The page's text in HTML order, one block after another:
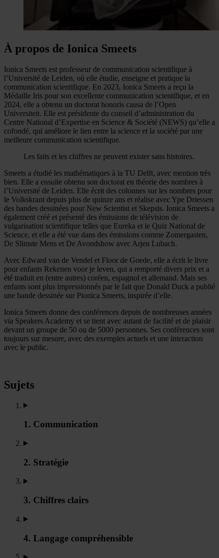
À propos de Ionica Smeets
Ionica Smeets est professeur de communication scientifique à
l’Université de Leiden, où elle étudie, enseigne et pratique la
communication scientifique. En 2023, Ionica Smeets a reçu la
Médaille Iris pour son excellente communication scientifique, et en
2024, elle a obtenu un doctorat honoris causa de l’Open
Universiteit. Elle est présidente du conseil d’administration du
Centre National d’Expertise en Science & Société (NEWS) qu’elle a
cofondé, qui améliore le lien entre la science et la société par une
meilleure communication scientifique.
Les faits et les chiffres ne peuvent exister sans histoires.
Smeets a étudié les mathématiques à la TU Delft, avec mention très
bien. Elle a ensuite obtenu son doctorat en théorie des nombres à
l’Université de Leiden. Elle écrit des colonnes sur les nombres pour
le Volkskrant depuis plus de quinze ans et réalise avec Ype Driessen
des bandes dessinées pour New Scientist et Skepsis. Ionica Smeets a
également créé et présenté des émissions de télévision de
vulgarisation scientifique telles que Eureka et le Quiz National de
Science, et elle a été vue dans des émissions comme Zomergasten,
De Slimste Mens et De Avondshow avec Arjen Lubach.
Avec Edward van de Vendel et Floor de Goede, elle a écrit le livre
pour enfants Rekenen voor je leven, qui a remporté divers prix et a
été traduit en (entre autres) coréen, espagnol et allemand. Mais ses
enfants sont plus impressionnés par le fait que Donald Duck a publié
une bande dessinée sur Pionica Smeets, inspirée d’elle.
Ionica Smeets donne des conférences depuis de nombreuses années
via Speakers Academy et se tient avec autant de facilité et de plaisir
devant un groupe de 50 ou de 5000 personnes. Ses conférences sont
toujours sur mesure, avec des exemples actuels et une interaction
avec le public.
Sujets
1. Communication
2. Stratégie
3. Chiffres clairs
4. Langage compréhensible